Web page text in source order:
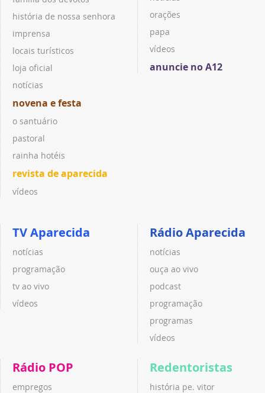
história de nossa senhora
imprensa
locais turísticos
loja oficial
notícias
novena e festa
o santuário
pastoral
rainha hotéis
revista de aparecida
vídeos
orações
papa
vídeos
anuncie no A12
TV Aparecida
notícias
programação
tv ao vivo
vídeos
Rádio Aparecida
notícias
ouça ao vivo
podcast
programação
programas
vídeos
Rádio POP
empregos
Redentoristas
história pe. vitor